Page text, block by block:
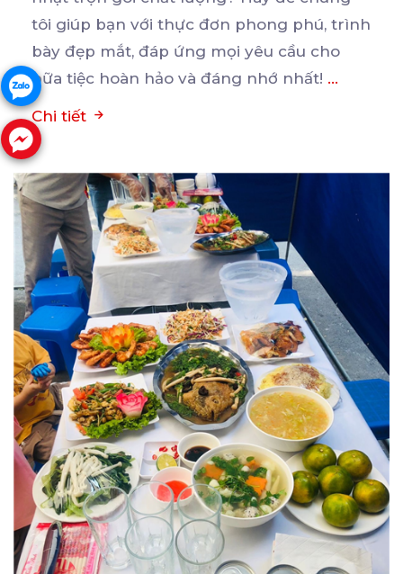
tôi giúp bạn với thực đơn phong phú, trình
bày đẹp mắt, đáp ứng mọi yêu cầu cho
bữa tiệc hoàn hảo và đáng nhớ nhất! ...
Chi tiết